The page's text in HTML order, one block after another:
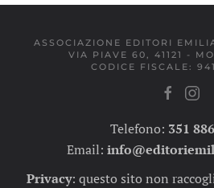
ASSOCIAZIONE EDITORI
VIA PIAVE 60, 41121 -
CODICE FISCALE:
Telefono: 351
Email:
Privacy: questo sito non